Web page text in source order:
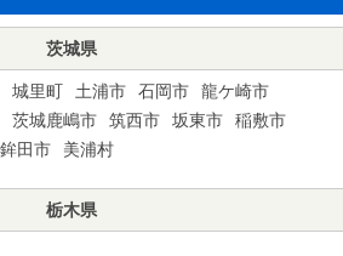
茨城県
城里町 土浦市 石岡市
龍ケ崎市
茨城鹿嶋市 筑西市 坂東市
稲敷市
鉾田市 美浦村
栃木県